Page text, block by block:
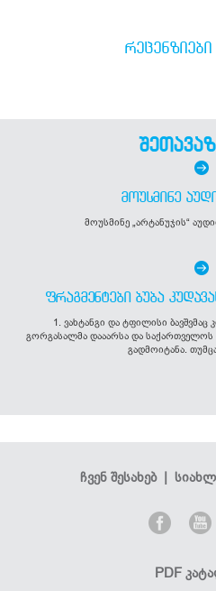
ᲛᲝᲣᲡᲛᲘᲜᲔ
მოუსმინე „არტანუჯის“
ᲤᲠᲐᲒᲛᲔᲜᲢᲔᲑᲘ ᲑᲣᲑᲐ
1. ვახტანგი და ტფილისი
გორგასალმა დააარსა და
გადმოიტანა.
ჩვენ შესახებ|
PDF